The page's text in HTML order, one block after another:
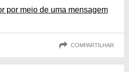
por meio de uma mensagem
COMPARTILHAR